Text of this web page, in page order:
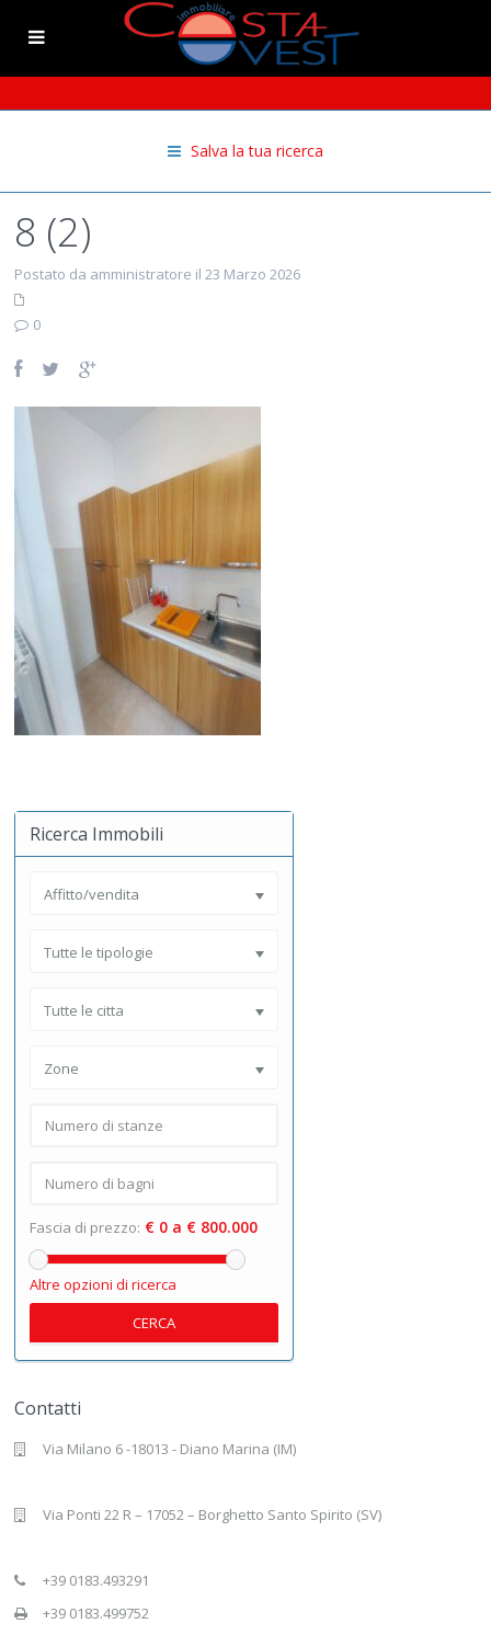
Salva la tua ricerca
8 (2)
Postato da amministratore il 23 Marzo 2026
0
Ricerca Immobili
Affitto/vendita
Tutte le tipologie
Tutte le citta
Zone
Fascia di prezzo: € 0 a € 800.000
Altre opzioni di ricerca
CERCA
Contatti
Via Milano 6 -18013 - Diano Marina (IM)
Via Ponti 22 R – 17052 – Borghetto Santo Spirito (SV)
+39 0183.493291
+39 0183.499752